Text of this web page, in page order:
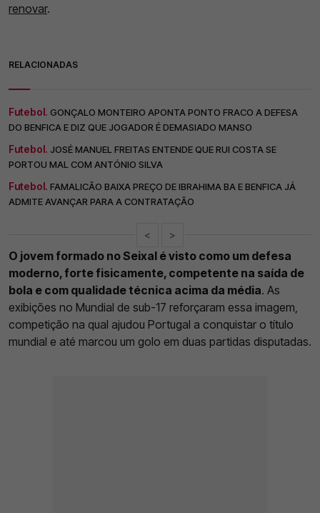
renovar.
RELACIONADAS
Futebol. GONÇALO MONTEIRO APONTA PONTO FRACO A DEFESA
DO BENFICA E DIZ QUE JOGADOR É DEMASIADO MANSO
Futebol. JOSÉ MANUEL FREITAS ENTENDE QUE RUI COSTA SE
PORTOU MAL COM ANTÓNIO SILVA
Futebol. FAMALICÃO BAIXA PREÇO DE IBRAHIMA BA E BENFICA JÁ
ADMITE AVANÇAR PARA A CONTRATAÇÃO
< >
O jovem formado no Seixal é visto como um defesa
moderno, forte fisicamente, competente na saída de
bola e com qualidade técnica acima da média. As
exibições no Mundial de sub-17 reforçaram essa imagem,
competição na qual ajudou Portugal a conquistar o título
mundial e até marcou um golo em duas partidas disputadas.